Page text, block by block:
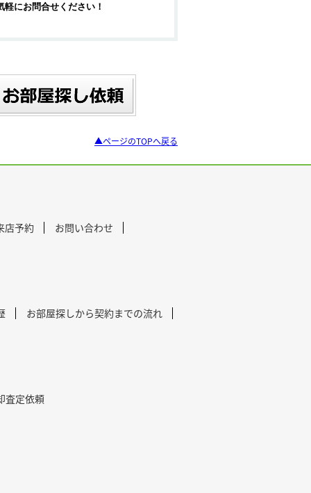
軽にお問合せください！
▲ページのTOPへ戻る
店予約 お問い合わせ
お部屋探しから契約までの流れ
査定依頼